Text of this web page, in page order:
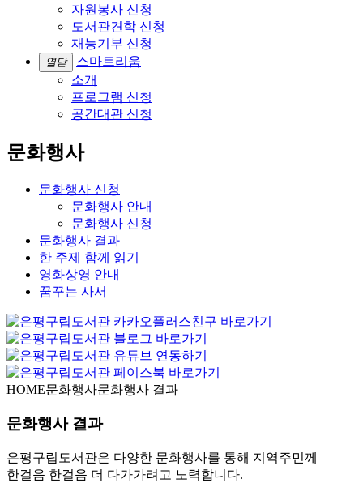
자원봉사 신청
도서관견학 신청
재능기부 신청
열닫
스마트리움
소개
프로그램 신청
공간대관 신청
문화행사
문화행사 신청
문화행사 안내
문화행사 신청
문화행사 결과
한 주제 함께 읽기
영화상영 안내
꿈꾸는 사서
HOME문화행사문화행사 결과
문화행사 결과
은평구립도서관은 다양한 문화행사를 통해 지역주민께
한걸음 한걸음 더 다가가려고 노력합니다.